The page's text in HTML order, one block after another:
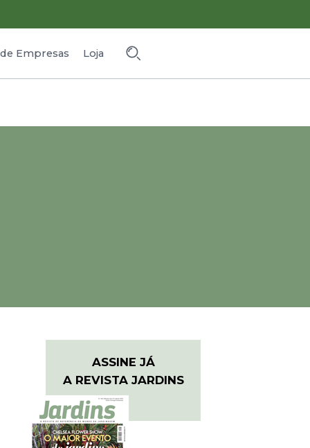
Empresas Loja
ASSINE JÁ
A REVISTA JARDINS